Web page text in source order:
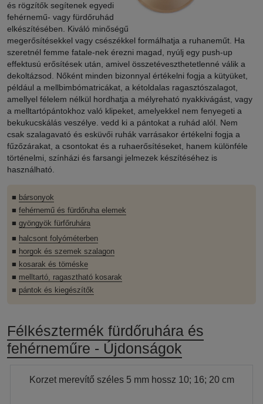
és rögzítők segítenek egyedi
fehérnemű- vagy fürdőruhád
elkészítésében. Kiváló minőségű
megerősítésekkel vagy csészékkel formálhatja a ruhaneműt. Ha
szeretnél femme fatale-nek érezni magad, nyúlj egy push-up
effektusú erősítések után, amivel összetéveszthetetlenné válik a
dekoltázsod. Nőként minden bizonnyal értékelni fogja a kütyüket,
például a mellbimbómatricákat, a kétoldalas ragasztószalagot,
amellyel félelem nélkül hordhatja a mélyreható nyakkivágást, vagy
a melltartópántokhoz való klipeket, amelyekkel nem fenyegeti a
bekukucskálás veszélye. vedd ki a pántokat a ruhád alól. Nem
csak szalagavató és esküvői ruhák varrásakor értékelni fogja a
fűzőzárakat, a csontokat és a ruhaerősítéseket, hanem különféle
történelmi, színházi és farsangi jelmezek készítéséhez is
használható.
■ bársonyok
■ fehérnemű és fürdőruha elemek
■ gyöngyök fürfőruhára
■ halcsont folyóméterben
■ horgok és szemek szalagon
■ kosarak és töméske
■ melltartó, ragasztható kosarak
■ pántok és kiegészítők
Félkésztermék fürdőruhára és
fehérneműre - Újdonságok
Korzet merevítő széles 5 mm hossz 10; 16; 20 cm